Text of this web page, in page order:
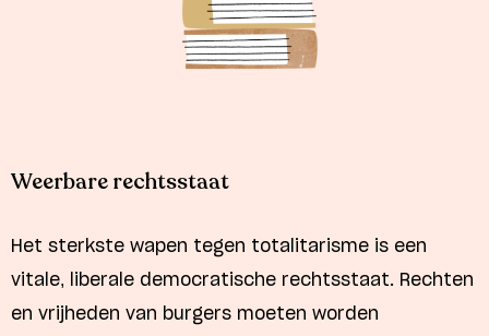
Weerbare rechtsstaat
Het sterkste wapen tegen totalitarisme is een
vitale, liberale democratische rechtsstaat. Rechten
en vrijheden van burgers moeten worden